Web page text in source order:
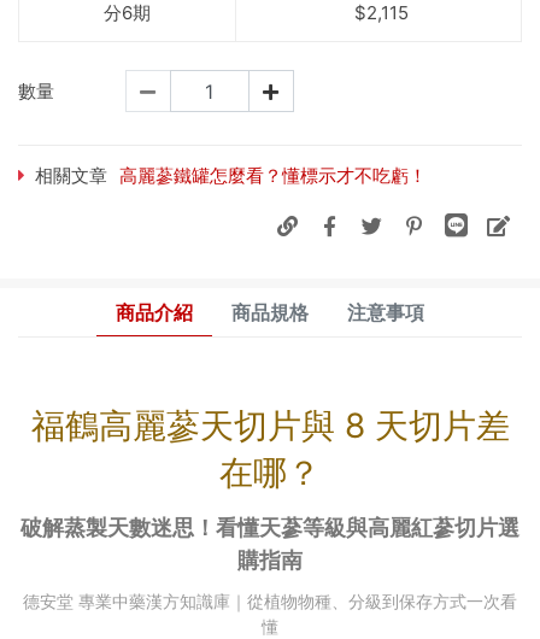
分6期 $2,115
數量
相關文章 高麗蔘鐵罐怎麼看？懂標示才不吃虧！
商品介紹 商品規格 注意事項
福鶴高麗蔘天切片與 8 天切片差
在哪？
破解蒸製天數迷思！看懂天蔘等級與高麗紅蔘切片選
購指南
德安堂 專業中藥漢方知識庫｜從植物物種、分級到保存方式一次看
懂